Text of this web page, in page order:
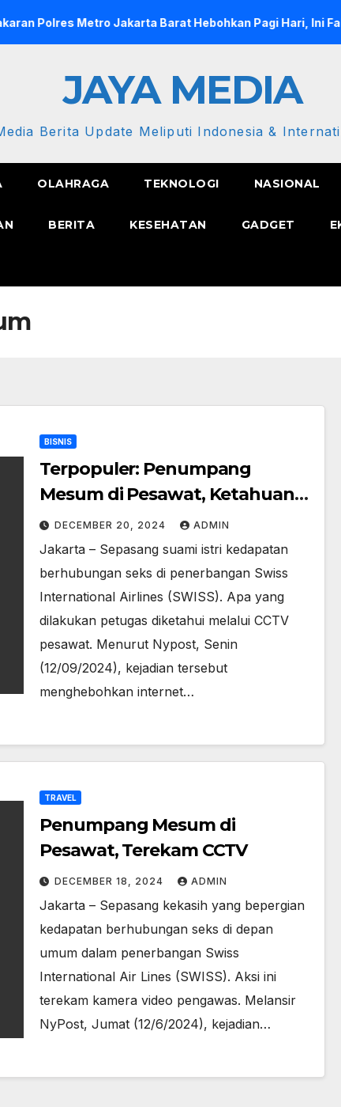
Metro Jakarta Barat Hebohkan Pagi Hari, Ini Fakta
JAYA MEDIA
Berita Update Meliputi Indonesia &
OLAHRAGA TEKNOLOGI NASIONAL
BERITA KESEHATAN GADGET
BISNIS
Terpopuler: Penumpang
Mesum di Pesawat, Ketahuan
Lewat CCTV
DECEMBER 20, 2024 ADMIN
Jakarta – Sepasang suami istri kedapatan
berhubungan seks di penerbangan Swiss
International Airlines (SWISS). Apa yang
dilakukan petugas diketahui melalui CCTV
pesawat. Menurut Nypost, Senin
(12/09/2024), kejadian tersebut
menghebohkan internet…
TRAVEL
Penumpang Mesum di
Pesawat, Terekam CCTV
DECEMBER 18, 2024 ADMIN
Jakarta – Sepasang kekasih yang bepergian
kedapatan berhubungan seks di depan
umum dalam penerbangan Swiss
International Air Lines (SWISS). Aksi ini
terekam kamera video pengawas. Melansir
NyPost, Jumat (12/6/2024), kejadian…